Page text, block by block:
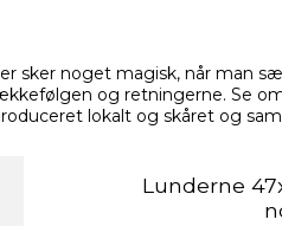
sker noget magisk, når man
og retningerne. Se
lokalt og skåret og
Lunderne